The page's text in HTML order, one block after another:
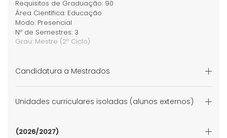
Requisitos de Graduação: 90
Área Científica: Educação
Modo: Presencial
Nº de Semestres: 3
Grau: Mestre (2º Ciclo)
Candidatura a Mestrados
Unidades curriculares isoladas (alunos externos)
(2026/2027)